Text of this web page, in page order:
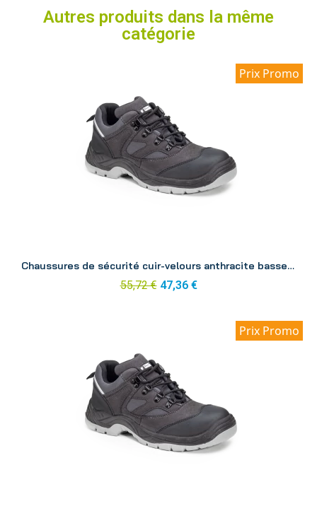
Autres produits dans la même
catégorie
Prix Promo
Chaussures de sécurité cuir-velours anthracite basse Silver p36
55,72 € 47,36 €
Prix Promo